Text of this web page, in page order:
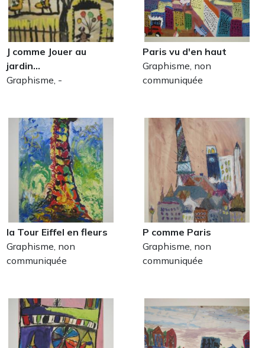
J comme Jouer au
jardin…
Graphisme, -
Paris vu d'en haut
Graphisme, non
communiquée
la Tour Eiffel en fleurs
Graphisme, non
communiquée
P comme Paris
Graphisme, non
communiquée